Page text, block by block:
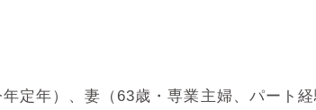
定年）、妻（63歳・専業主婦、パート